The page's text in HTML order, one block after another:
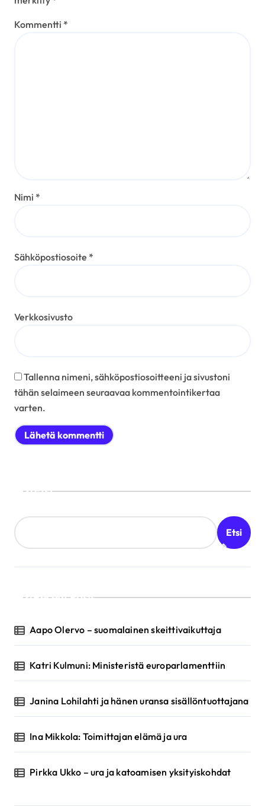
Kommentti *
Nimi *
Sähköpostiosoite *
Verkkosivusto
Tallenna nimeni, sähköpostiosoitteeni ja sivustoni
tähän selaimeen seuraavaa kommentointikertaa
varten.
Etsi
Etsi
Recent Posts
Aapo Olervo – suomalainen skeittivaikuttaja
Katri Kulmuni: Ministeristä europarlamenttiin
Janina Lohilahti ja hänen uransa sisällöntuottajana
Ina Mikkola: Toimittajan elämä ja ura
Pirkka Ukko – ura ja katoamisen yksityiskohdat